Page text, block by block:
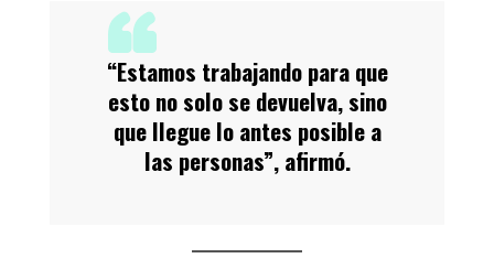
“Estamos trabajando para que
esto no solo se devuelva, sino
que llegue lo antes posible a
las personas”, afirmó.